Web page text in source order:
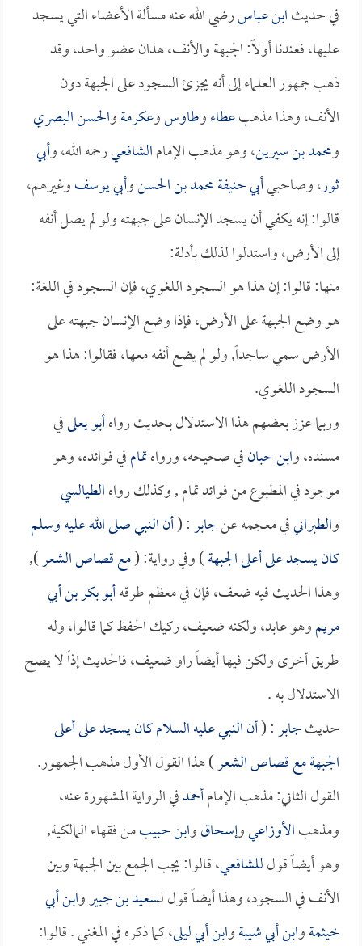
في حديثابن عباسرضي الله عنه مسألة الأعضاء التي يسجد
عليها، فعندنا أولاً: الجبهة والأنف، هذان عضو واحد، وقد
ذهب جمهور العلماء إلى أنه يجزئ السجود على الجبهة دون
الأنف، وهذا مذهبعطاءوطاوسوعكرمةوالحسن البصري
ومحمد بن سيرين، وهو مذهب الإمامالشافعيرحمه الله، وأبي
ثور، وصاحبيأبي حنيفةمحمد بن الحسنوأبي يوسفوغيرهم،
قالوا: إنه يكفي أن يسجد الإنسان على جبهته ولو لم يصل أنفه
إلى الأرض، واستدلوا لذلك بأدلة:
منها: قالوا: إن هذا هو السجود اللغوي، فإن السجود في اللغة:
هو وضع الجبهة على الأرض، فإذا وضع الإنسان جبهته على
الأرض سمي ساجداً, ولو لم يضع أنفه معها، فقالوا: هذا هو
السجود اللغوي.
وربما عزز بعضهم هذا الاستدلال بحديث رواهأبو يعلىفي
مسنده، وابن حبانفي صحيحه، ورواهتمامفي فوائده، وهو
موجود في المطبوع من فوائد تمام , وكذلك رواهالطيالسي
والطبرانيفي معجمه عنجابر: (أن النبي صلى الله عليه وسلم
كان يسجد على أعلى الجبهة) وفي رواية: (مع قصاص الشعر),
وهذا الحديث فيه ضعف، فإن في معظم طرقهأبو بكر بن أبي
مريموهو عابد، ولكنه ضعيف، ركيك الحفظ كما قالوا، وله
طريق أخرى ولكن فيها أيضاً راو ضعيف، فالحديث إذاً لا يصح
الاستدلال به .
حديثجابر: (أن النبي عليه السلام كان يسجد على أعلى
الجبهة مع قصاص الشعر) هذا القول الأول مذهب الجمهور.
القول الثاني: مذهب الإمامأحمدفي الرواية المشهورة عنه،
ومذهبالأوزاعيوإسحاقوابن حبيبمن فقهاء المالكية,
وهو أيضاً قولللشافعي، قالوا: يجب الجمع بين الجبهة وبين
الأنف في السجود، وهذا أيضاً قول لـسعيد بن جبيروابن أبي
خيثمةوابن أبي شيبةوابن أبي ليلى، كما ذكره في المغني . قالوا: